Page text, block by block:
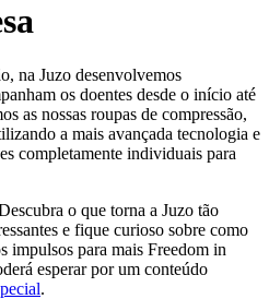
na Juzo desenvolvemos
os doentes desde o início até
as nossas roupas de compressão,
a mais avançada tecnologia e
completamente individuais para
o que torna a Juzo tão
e fique curioso sobre como
impulsos para mais Freedom in
esperar por um conteúdo
.